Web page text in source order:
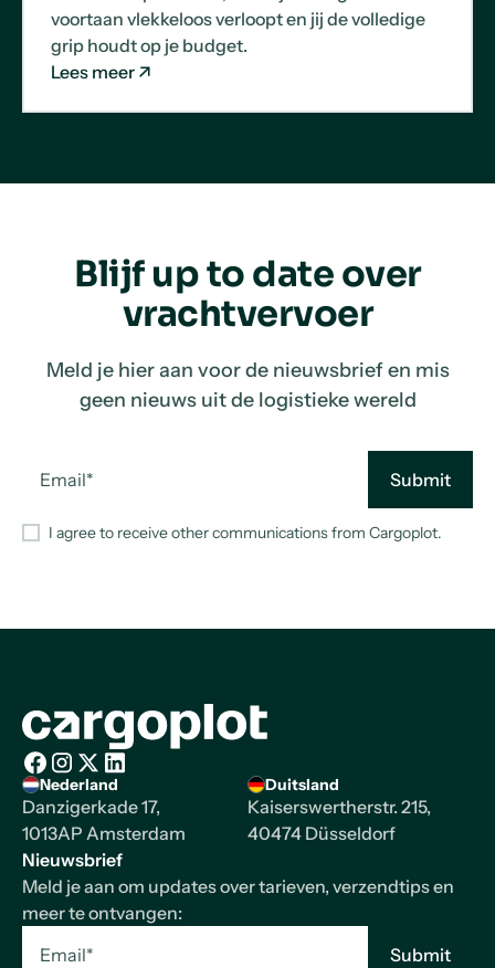
voortaan vlekkeloos verloopt en jij de volledige
grip houdt op je budget.
Lees meer
Blijf up to date over
vrachtvervoer
Meld je hier aan voor de nieuwsbrief en mis
geen nieuws uit de logistieke wereld
I agree to receive other communications from Cargoplot.
Homepage
Facebook
Instagram
X/Twitter
LinkedIn
Nederland
Danzigerkade 17,
1013AP Amsterdam
Duitsland
Kaiserswertherstr. 215,
40474 Düsseldorf
Nieuwsbrief
Meld je aan om updates over tarieven, verzendtips en
meer te ontvangen: